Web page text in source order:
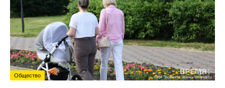
Общество